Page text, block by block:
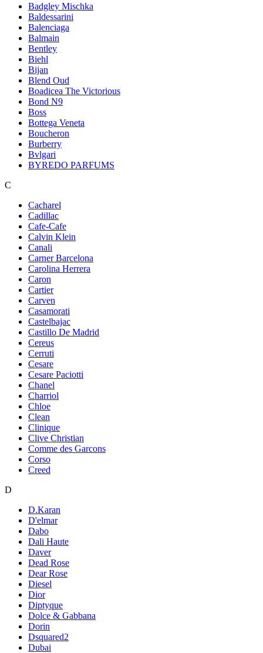
Badgley Mischka
Baldessarini
Balenciaga
Balmain
Bentley
Biehl
Bijan
Blend Oud
Boadicea The Victorious
Bond N9
Boss
Bottega Veneta
Boucheron
Burberry
Bvlgari
BYREDO PARFUMS
C
Cacharel
Cadillac
Cafe-Cafe
Calvin Klein
Canali
Carner Barcelona
Carolina Herrera
Caron
Cartier
Carven
Casamorati
Castelbajac
Castillo De Madrid
Cereus
Cerruti
Cesare
Cesare Paciotti
Chanel
Charriol
Chloe
Clean
Clinique
Clive Christian
Comme des Garcons
Corso
Creed
D
D.Karan
D'elmar
Dabo
Dali Haute
Daver
Dead Rose
Dear Rose
Diesel
Dior
Diptyque
Dolce & Gabbana
Dorin
Dsquared2
Dubai